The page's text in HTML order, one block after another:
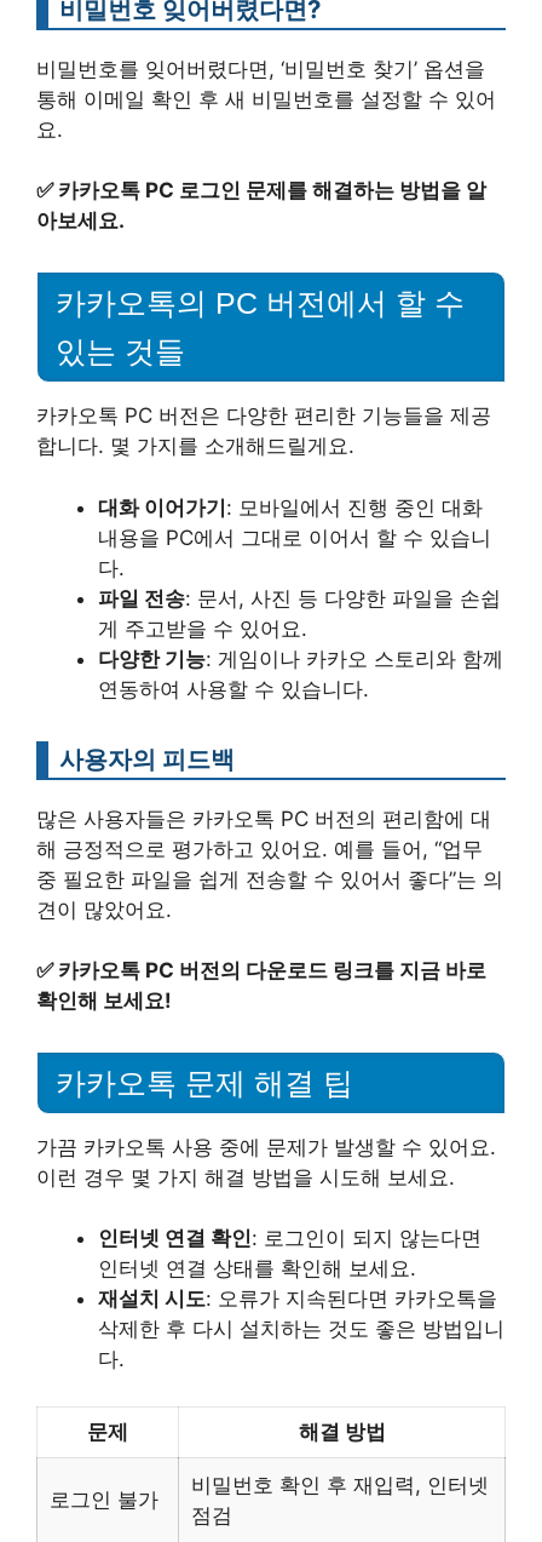
비밀번호 잊어버렸다면?
비밀번호를 잊어버렸다면, ‘비밀번호 찾기’ 옵션을
통해 이메일 확인 후 새 비밀번호를 설정할 수 있어
요.
✅ 카카오톡 PC 로그인 문제를 해결하는 방법을 알
아보세요.
카카오톡의 PC 버전에서 할 수
있는 것들
카카오톡 PC 버전은 다양한 편리한 기능들을 제공
합니다. 몇 가지를 소개해드릴게요.
대화 이어가기: 모바일에서 진행 중인 대화
내용을 PC에서 그대로 이어서 할 수 있습니
다.
파일 전송: 문서, 사진 등 다양한 파일을 손쉽
게 주고받을 수 있어요.
다양한 기능: 게임이나 카카오 스토리와 함께
연동하여 사용할 수 있습니다.
사용자의 피드백
많은 사용자들은 카카오톡 PC 버전의 편리함에 대
해 긍정적으로 평가하고 있어요. 예를 들어, “업무
중 필요한 파일을 쉽게 전송할 수 있어서 좋다”는 의
견이 많았어요.
✅ 카카오톡 PC 버전의 다운로드 링크를 지금 바로
확인해 보세요!
카카오톡 문제 해결 팁
가끔 카카오톡 사용 중에 문제가 발생할 수 있어요.
이런 경우 몇 가지 해결 방법을 시도해 보세요.
인터넷 연결 확인: 로그인이 되지 않는다면
인터넷 연결 상태를 확인해 보세요.
재설치 시도: 오류가 지속된다면 카카오톡을
삭제한 후 다시 설치하는 것도 좋은 방법입니
다.
문제 해결 방법
로그인 불가
비밀번호 확인 후 재입력, 인터넷
점검